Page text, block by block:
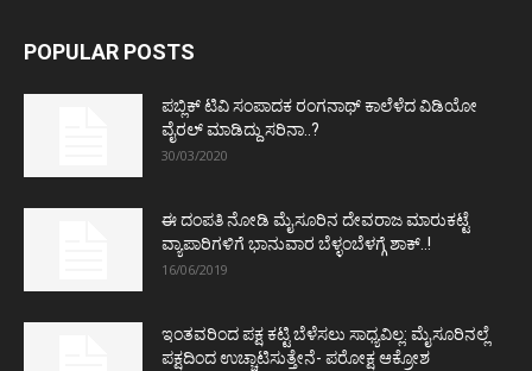
POPULAR POSTS
ಪಬ್ಲಿಕ್ ಟಿವಿ ಸಂಪಾದಕ ರಂಗನಾಥ್ ಕಾಲೆಳೆದ ವಿಡಿಯೋ
ವೈರಲ್ ಮಾಡಿದ್ದು ಸರಿನಾ..?
30/03/2020
ಈ ದಂಪತಿ ನೋಡಿ ಮೈಸೂರಿನ ದೇವರಾಜ ಮಾರುಕಟ್ಟೆ
ವ್ಯಾಪಾರಿಗಳಿಗೆ ಭಾನುವಾರ ಬೆಳ್ಳಂಬೆಳಗ್ಗೆ ಶಾಕ್..!
16/06/2019
ಇಂತವರಿಂದ ಪಕ್ಷ ಕಟ್ಟಿ ಬೆಳೆಸಲು ಸಾಧ್ಯವಿಲ್ಲ: ಮೈಸೂರಿನಲ್ಲೆ
ಪಕ್ಷದಿಂದ ಉಚ್ಚಾಟಿಸುತ್ತೇನೆ- ಪರೋಕ್ಷ ಆಕ್ರೋಶ